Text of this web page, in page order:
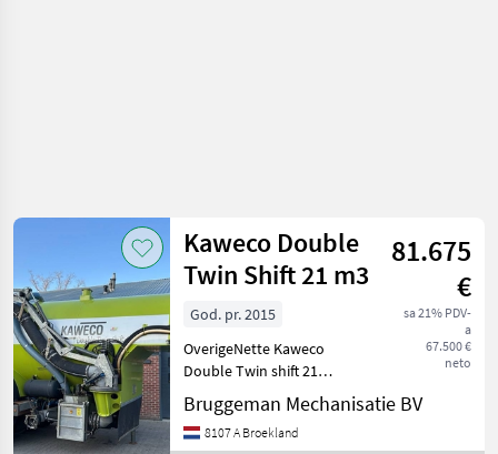
Kaweco Double
Twin Shift 21 m3
81.675
€
sa 21% PDV-
a
67.500 €
neto
God. pr. 2015
OverigeNette Kaweco
Double Twin shift 21
Inhoud 21000 liter
Bouwjaar 2015 9m3 pomp
10" kraanarm Banden
Bruggeman Mechanisatie BV
8107 A Broekland